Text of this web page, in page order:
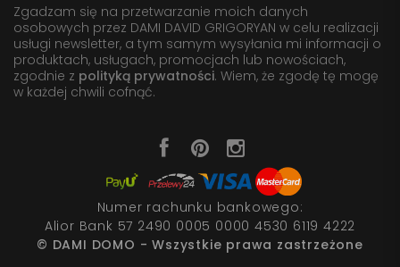
Zgadzam się na przetwarzanie moich danych
osobowych przez DAMI DAVID GRIGORYAN w celu realizacji
usługi newsletter, a tym samym wysyłania mi informacji o
produktach, usługach, promocjach lub nowościach,
zgodnie z polityką prywatności. Wiem, że zgodę tę mogę
w każdej chwili cofnąć.
Numer rachunku bankowego:
Alior Bank 57 2490 0005 0000 4530 6119 4222
© DAMI DOMO - Wszystkie prawa zastrzeżone